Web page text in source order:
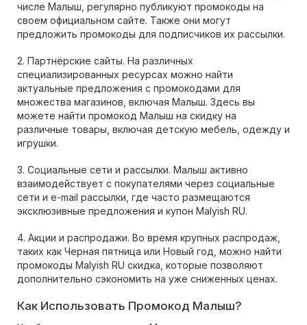
числе Малыш, регулярно публикуют промокоды на
своем официальном сайте. Также они могут
предложить промокоды для подписчиков их рассылки.
2. Партнёрские сайты. На различных
специализированных ресурсах можно найти
актуальные предложения с промокодами для
множества магазинов, включая Малыш. Здесь вы
можете найти промокод Малыш на скидку на
различные товары, включая детскую мебель, одежду и
игрушки.
3. Социальные сети и рассылки. Малыш активно
взаимодействует с покупателями через социальные
сети и e-mail рассылки, где часто размещаются
эксклюзивные предложения и купон Malyish RU.
4. Акции и распродажи. Во время крупных распродаж,
таких как Черная пятница или Новый год, можно найти
промокоды Malyish RU скидка, которые позволяют
дополнительно сэкономить на уже сниженных ценах.
Как Использовать Промокод Малыш?